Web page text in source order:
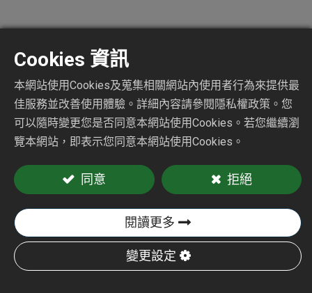
無吸塵砂光機
CY-306N
加入詢價車
Cookies 資訊
本網站使用Cookies及蒐集相關網站內使用者行為來提供最
佳服務並改善使用體驗。詳細內容請參閱隱私權政策。您
可以隨時變更您是否同意本網站使用Cookies。若您繼續瀏
覽本網站，即表示您同意本網站使用Cookies。
同意 拒絕
閱讀更多
變更設定